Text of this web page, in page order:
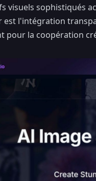
visuels sophistiqués
est l'intégration
pour la coopération